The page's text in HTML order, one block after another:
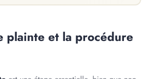
plainte et la procédure